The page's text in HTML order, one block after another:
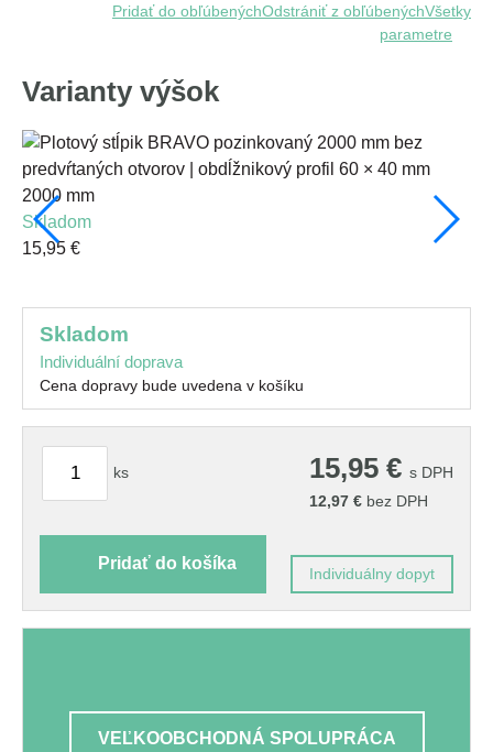
Pridať do obľúbenýchOdstrániť z obľúbenýchVšetky
parametre
Varianty výšok
2000 mm
skladom
15,95 €
skladom
Individuální doprava
Cena dopravy bude uvedena v košíku
ks 15,95 € s DPH
12,97 € bez DPH
Pridať do košíka
Individuálny dopyt
VEĽKOOBCHODNÁ SPOLUPRÁCA